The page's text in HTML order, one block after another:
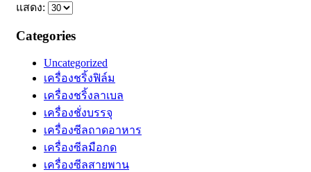
แสดง:
Categories
Uncategorized
เครื่องชริ้งฟิล์ม
เครื่องชริ้งลาเบล
เครื่องชั่งบรรจุ
เครื่องซีลถาดอาหาร
เครื่องซีลมือกด
เครื่องซีลสายพาน